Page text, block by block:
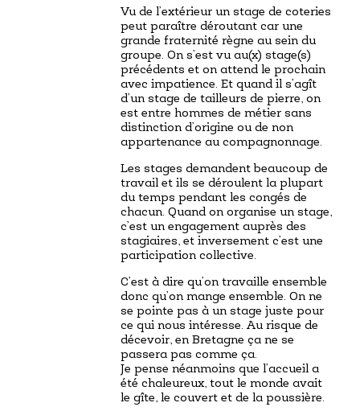
Vu de l’extérieur un stage de coteries
peut paraître déroutant car une
grande fraternité règne au sein du
groupe. On s’est vu au(x) stage(s)
précédents et on attend le prochain
avec impatience. Et quand il s’agît
d’un stage de tailleurs de pierre, on
est entre hommes de métier sans
distinction d’origine ou de non
appartenance au compagnonnage.
Les stages demandent beaucoup de
travail et ils se déroulent la plupart
du temps pendant les congés de
chacun. Quand on organise un stage,
c’est un engagement auprès des
stagiaires, et inversement c’est une
participation collective.
C’est à dire qu’on travaille ensemble
donc qu’on mange ensemble. On ne
se pointe pas à un stage juste pour
ce qui nous intéresse. Au risque de
décevoir, en Bretagne ça ne se
passera pas comme ça.
Je pense néanmoins que l’accueil a
été chaleureux, tout le monde avait
le gîte, le couvert et de la poussière.